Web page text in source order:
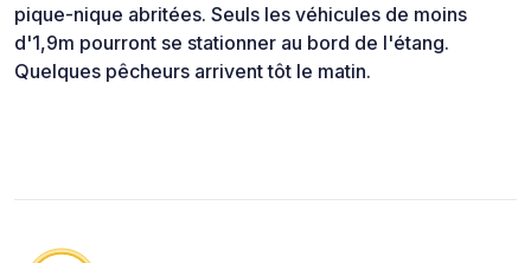
pique-nique abritées. Seuls les véhicules de moins
d'1,9m pourront se stationner au bord de l'étang.
Quelques pêcheurs arrivent tôt le matin.